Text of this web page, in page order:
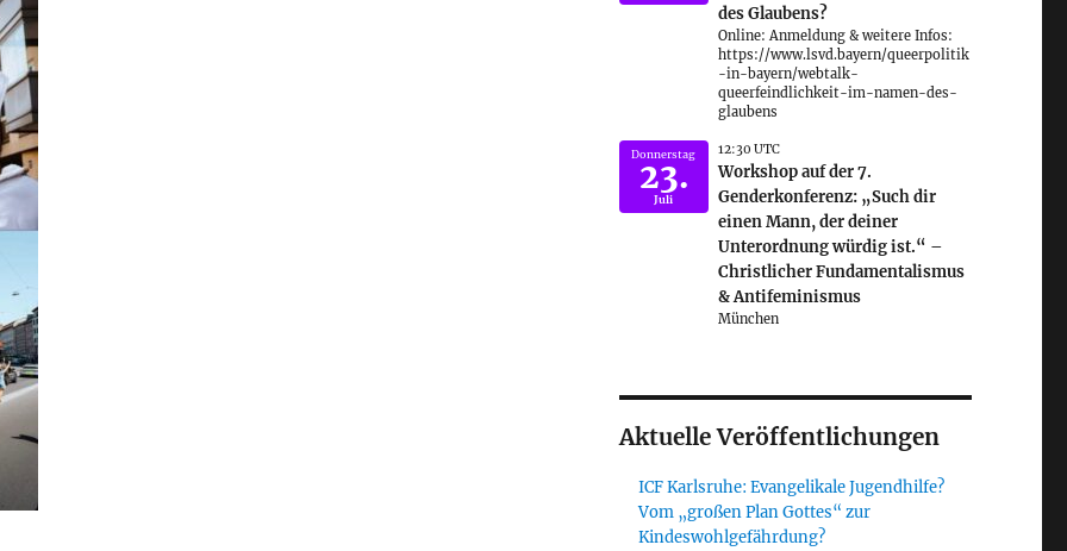
des Glaubens?
Online: Anmeldung & weitere Infos:
https://www.lsvd.bayern/queerpolitik
-in-bayern/webtalk-
queerfeindlichkeit-im-namen-des-
glaubens
Donnerstag
23.
Juli
12:30 UTC
Workshop auf der 7.
Genderkonferenz: „Such dir
einen Mann, der deiner
Unterordnung würdig ist.“ –
Christlicher Fundamentalismus
& Antifeminismus
München
Aktuelle Veröffentlichungen
ICF Karlsruhe: Evangelikale Jugendhilfe?
Vom „großen Plan Gottes“ zur
Kindeswohlgefährdung?